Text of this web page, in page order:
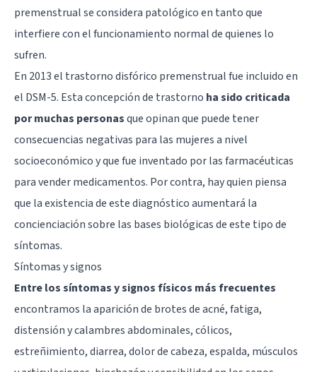
premenstrual se considera patológico en tanto que
interfiere con el funcionamiento normal de quienes lo
sufren.
En 2013 el trastorno disfórico premenstrual fue incluido en
el DSM-5. Esta concepción de trastorno ha sido criticada
por muchas personasque opinan que puede tener
consecuencias negativas para las mujeres a nivel
socioeconómico y que fue inventado por las farmacéuticas
para vender medicamentos. Por contra, hay quien piensa
que la existencia de este diagnóstico aumentará la
concienciación sobre las bases biológicas de este tipo de
síntomas.
Síntomas y signos
Entre los síntomas y signos físicos más frecuentes
encontramos la aparición de brotes de acné, fatiga,
distensión y calambres abdominales, cólicos,
estreñimiento, diarrea, dolor de cabeza, espalda, músculos